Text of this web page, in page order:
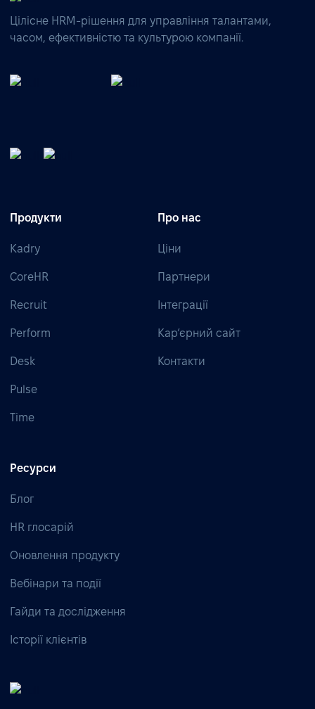
Цілісне HRM-рішення для управління талантами,
часом, ефективністю та культурою компанії.
Продукти
Kadry
CoreHR
Recruit
Perform
Desk
Pulse
Time
Про нас
Ціни
Партнери
Інтеграції
Кар’єрний сайт
Контакти
Ресурси
Блог
HR глосарій
Оновлення продукту
Вебінари та події
Гайди та дослідження
Історії клієнтів